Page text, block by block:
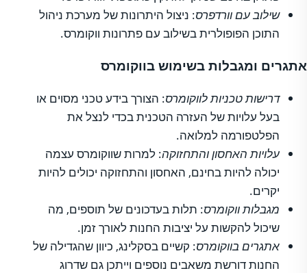
שילוב עם וורדפרס: ניצול היתרונות של מערכת ניהול
התוכן הפופולרית בשילוב עם פתרונות ווקומרס.
אתגרים ומגבלות בשימוש בווקומרס
דרישות טכניות לווקומרס: הצורך בידע טכני מסוים או
בעל עלויות של העזרה הטכנית בכדי לנצל את
הפלטפורמה למלואה.
עלויות האחסון והתחזוקה: למרות שווקומרס עצמה
יכולה להיות בחינם, האחסון והתחזוקה יכולים להיות
יקרים.
מגבלות ווקומרס: תלות בעדכונים של תוספים, מה
שיכול להקשות על יציבות החנות לאורך זמן.
אתגרים בווקומרס: קשיים בסקלינג, כיוון שהגדילה של
החנות דורשת משאבים נוספים וייתכן גם שדרוג